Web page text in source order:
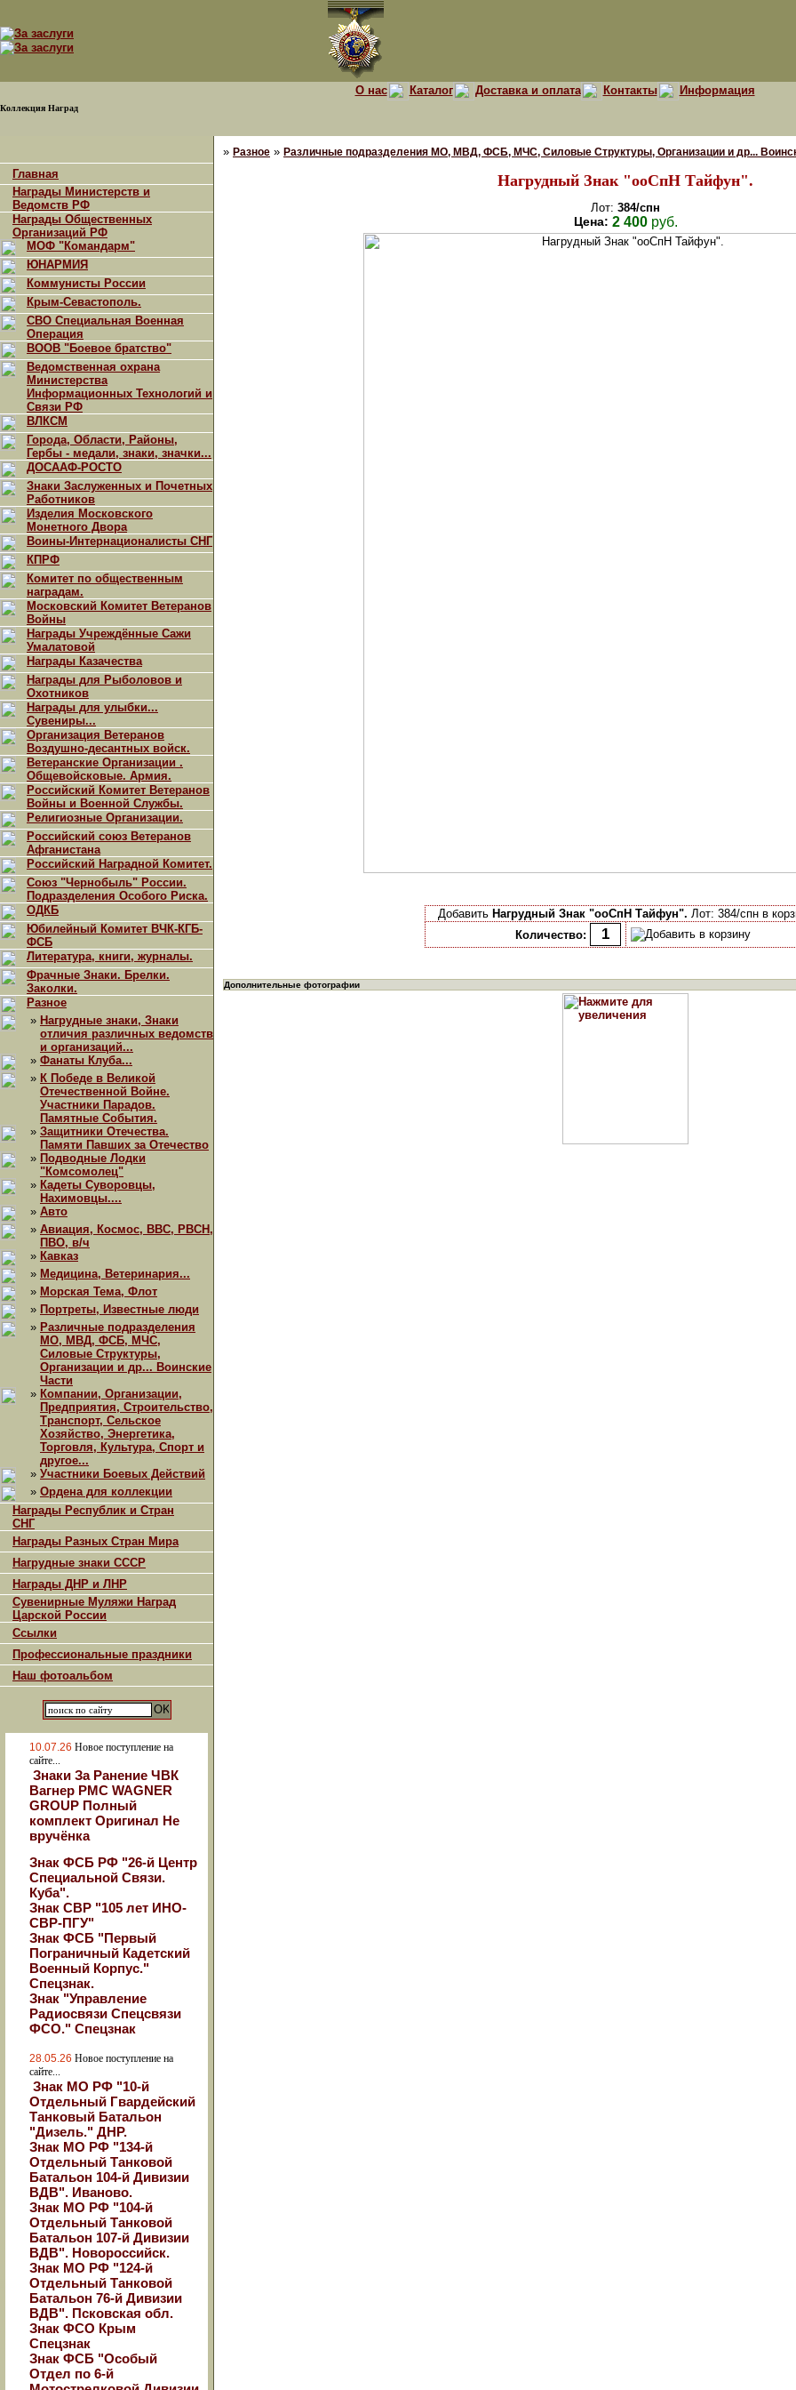
Коллекция Наград
О нас Каталог Доставка и оплата Контакты Информация
Главная
Награды Министерств и
Ведомств РФ
Награды Общественных
Организаций РФ
МОФ "Командарм"
ЮНАРМИЯ
Коммунисты России
Крым-Севастополь.
СВО Специальная Военная
Операция
ВООВ "Боевое братство"
Ведомственная охрана
Министерства
Информационных Технологий и
Связи РФ
ВЛКСМ
Города, Области, Районы,
Гербы - медали, знаки, значки...
ДОСААФ-РОСТО
Знаки Заслуженных и Почетных
Работников
Изделия Московского
Монетного Двора
Воины-Интернационалисты СНГ
КПРФ
Комитет по общественным
наградам.
Московский Комитет Ветеранов
Войны
Награды Учреждённые Сажи
Умалатовой
Награды Казачества
Награды для Рыболовов и
Охотников
Награды для улыбки...
Сувениры...
Организация Ветеранов
Воздушно-десантных войск.
Ветеранские Организации .
Общевойсковые. Армия.
Российский Комитет Ветеранов
Войны и Военной Службы.
Религиозные Организации.
Российский союз Ветеранов
Афганистана
Российский Наградной Комитет.
Союз "Чернобыль" России.
Подразделения Особого Риска.
ОДКБ
Юбилейный Комитет ВЧК-КГБ-
ФСБ
Литература, книги, журналы.
Фрачные Знаки. Брелки.
Заколки.
Разное
» Нагрудные знаки, Знаки
отличия различных ведомств
и организаций...
» Фанаты Клуба...
» К Победе в Великой
Отечественной Войне.
Участники Парадов.
Памятные События.
» Защитники Отечества.
Памяти Павших за Отечество
» Подводные Лодки
"Комсомолец"
» Кадеты Суворовцы,
Нахимовцы....
» Авто
» Авиация, Космос, ВВС, РВСН,
ПВО, в/ч
» Кавказ
» Медицина, Ветеринария...
» Морская Тема, Флот
» Портреты, Известные люди
» Различные подразделения
МО, МВД, ФСБ, МЧС,
Силовые Структуры,
Организации и др... Воинские
Части
» Компании, Организации,
Предприятия, Строительство,
Транспорт, Сельское
Хозяйство, Энергетика,
Торговля, Культура, Спорт и
другое...
» Участники Боевых Действий
» Ордена для коллекции
Награды Республик и Стран
СНГ
Награды Разных Стран Мира
Нагрудные знаки СССР
Награды ДНР и ЛНР
Сувенирные Муляжи Наград
Царской России
Ссылки
Профессиональные праздники
Наш фотоальбом
10.07.26 Новое поступление на
сайте...
Знаки За Ранение ЧВК
Вагнер РМС WAGNER
GROUP Полный
комплект Оригинал Не
вручёнка
Знак ФСБ РФ "26-й Центр
Специальной Связи.
Куба".
Знак СВР "105 лет ИНО-
СВР-ПГУ"
Знак ФСБ "Первый
Пограничный Кадетский
Военный Корпус."
Спецзнак.
Знак "Управление
Радиосвязи Спецсвязи
ФСО." Спецзнак
28.05.26 Новое поступление на
сайте...
Знак МО РФ "10-й
Отдельный Гвардейский
Танковый Батальон
"Дизель." ДНР.
Знак МО РФ "134-й
Отдельный Танковой
Батальон 104-й Дивизии
ВДВ". Иваново.
Знак МО РФ "104-й
Отдельный Танковой
Батальон 107-й Дивизии
ВДВ". Новороссийск.
Знак МО РФ "124-й
Отдельный Танковой
Батальон 76-й Дивизии
ВДВ". Псковская обл.
Знак ФСО Крым
Спецзнак
Знак ФСБ "Особый
Отдел по 6-й
» Разное » Различные подразделения МО, МВД, ФСБ, МЧС, Силовые Структуры, Организации и др...
Нагрудный Знак "ооСпН Тайфун".
Лот: 384/спн
Цена: 2 400руб.
Добавить Нагрудный Знак "ооСпН Тайфун". Лот: 384/спн в
Количество:
Дополнительные фотографии